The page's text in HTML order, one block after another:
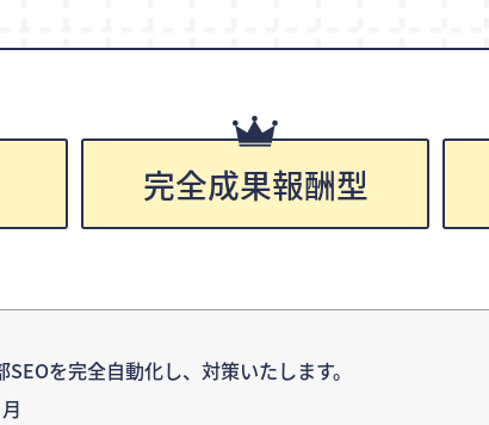
完全成果報酬型
を完全自動化し、対策いたします。